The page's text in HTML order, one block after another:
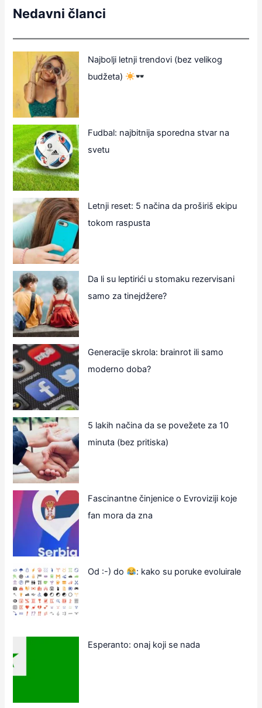
Nedavni članci
Najbolji letnji trendovi (bez velikog
budžeta)
Fudbal: najbitnija sporedna stvar na
svetu
Letnji reset: 5 načina da proširiš ekipu
tokom raspusta
Da li su leptirići u stomaku rezervisani
samo za tinejdžere?
Generacije skrola: brainrot ili samo
moderno doba?
5 lakih načina da se povežete za 10
minuta (bez pritiska)
Fascinantne činjenice o Evroviziji koje
fan mora da zna
Od :-) do : kako su poruke evoluirale
Esperanto: onaj koji se nada